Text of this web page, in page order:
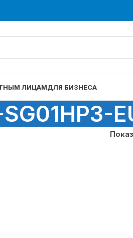
ЛИЦАМДЛЯ БИЗНЕСА